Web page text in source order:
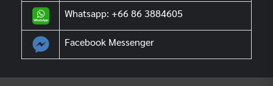
Whatsapp: +66 86 3884605
Facebook Messenger